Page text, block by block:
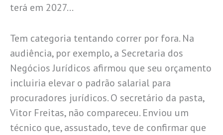
terá em 2027…
Tem categoria tentando correr por fora. Na
audiência, por exemplo, a Secretaria dos
Negócios Jurídicos afirmou que seu orçamento
incluiria elevar o padrão salarial para
procuradores jurídicos. O secretário da pasta,
Vitor Freitas, não compareceu. Enviou um
técnico que, assustado, teve de confirmar que